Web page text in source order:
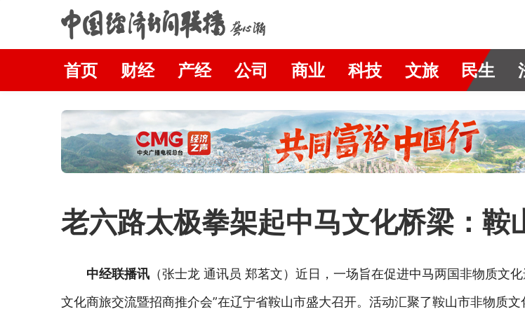
首页 财经 产经 公司 商业 科技 文旅 民生
老六路太极拳架起中马文化桥梁：
中经联播讯 （张士龙 通讯员 郑茗文）近日，一场旨在促进中马两国非物质
文化商旅交流暨招商推介会”在辽宁省鞍山市盛大召开。活动汇聚了鞍山市非物质